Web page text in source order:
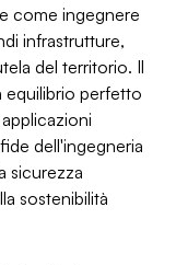
come ingegnere
infrastrutture,
del territorio. Il
equilibrio perfetto
dell'ingegneria
sicurezza
sostenibilità